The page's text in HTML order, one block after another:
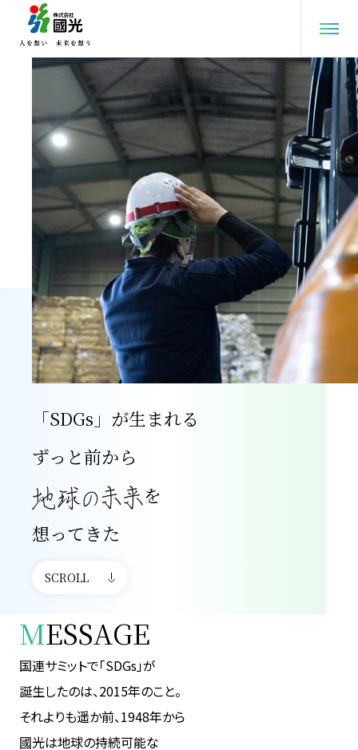
「SDGs」が生まれる
ずっと前から
を
想ってきた
SCROLL
MESSAGE
国連サミットで「SDGs」が
誕生したのは、2015年のこと。
それよりも遥か前、1948年から
國光は地球の持続可能な